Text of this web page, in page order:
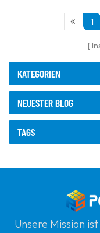
1
KATEGORIEN
NEUESTER BLOG
TAGS
Unsere Mission